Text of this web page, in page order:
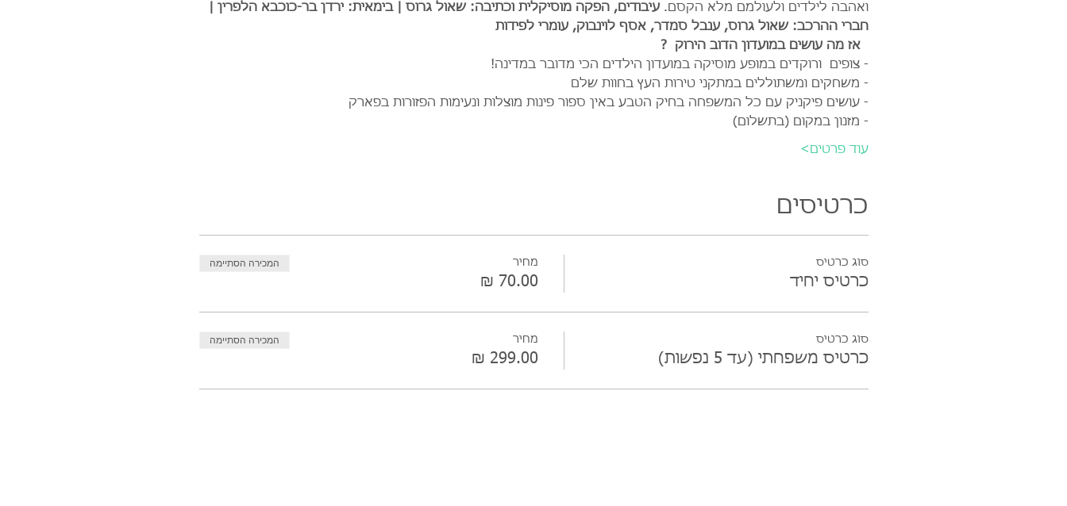
ואהבה לילדים ולעולמם מלא הקסם. עיבודים, הפקה מוסיקלית וכתיבה: שאול גרוס | בימאית: ירדן בר-כוכבא הלפרין |
חברי ההרכב: שאול גרוס, ענבל סמדר, אסף לוינבוק, עומרי לפידות
אז מה עושים במועדון הדוב הירוק  ?
- צופים  ורוקדים במופע מוסיקה במועדון הילדים הכי מדובר במדינה!
- משחקים ומשתוללים במתקני טירות העץ בחוות שלם
- עושים פיקניק עם כל המשפחה בחיק הטבע באין ספור פינות מוצלות ונעימות הפזורות בפארק
- מזנון במקום (בתשלום)
עוד פרטים>
כרטיסים
סוג כרטיס
כרטיס יחיד
מחיר המכירה הסתיימה
סוג כרטיס
כרטיס משפחתי (עד 5 נפשות)
מחיר המכירה הסתיימה